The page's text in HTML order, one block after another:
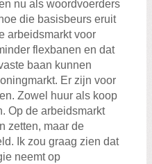
nu als woordvoerders
die basisbeurs eruit
arbeidsmarkt voor
flexbanen en dat
baan kunnen
Er zijn voor
Zowel huur als koop
Op de arbeidsmarkt
zetten, maar de
Ik zou graag zien dat
neemt op